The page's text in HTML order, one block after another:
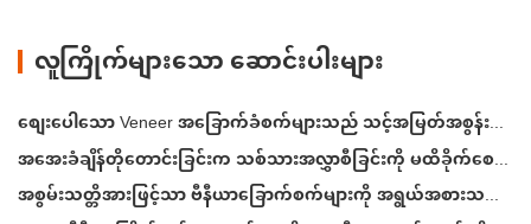
လူကြိုက်များသော ဆောင်းပါးများ
စျေးပေါသော Veneer အခြောက်ခံစက်များသည် သင့်အမြတ်အစွန်းကို တိတ်တဆိတ် လျော့ကျစေနိုင်သည်
အအေးခံချိန်တိုတောင်းခြင်းက သစ်သားအလွှာစီခြင်းကို မထိခိုက်စေပါစေနှင့်
အစွမ်းသတ္တိအားဖြင့်သာ ဗီနီယာခြောက်စက်များကို အရွယ်အစားသတ်မှတ်ခြင်းမပြုပါနှင့်